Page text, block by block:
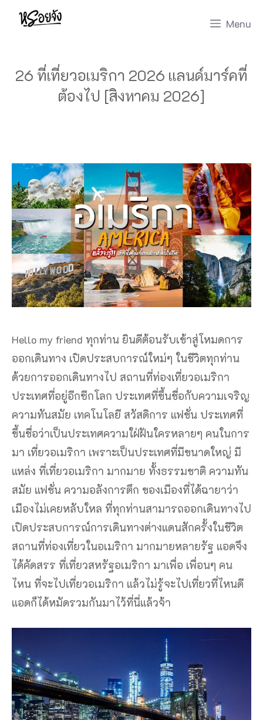
Skip
Menu
26 ที่เที่ยวอเมริกา 2026 แลนด์มาร์คที่
ต้องไป [สิงหาคม 2026]
Hello my friend ทุกท่าน ยินดีต้อนรับเข้าสู่โหมดการ
ออกเดินทาง เปิดประสบการณ์ใหม่ๆ ในชีวิตทุกท่าน
ด้วยการออกเดินทางไป สถานที่ท่องเที่ยวอเมริกา
ประเทศที่อยู่อีกซีกโลก ประเทศที่ขึ้นชื่อกับความเจริญ
ความทันสมัย เทคโนโลยี สวัสดิการ แฟชั่น ประเทศที่
ขึ้นชื่อว่าเป็นประเทศความใฝ่ฝันใครหลายๆ คนในการ
มา เที่ยวอเมริกา เพราะเป็นประเทศที่มีขนาดใหญ่ มี
แหล่ง ที่เที่ยวอเมริกา มากมาย ทั้งธรรมชาติ ความทัน
สมัย แฟชั่น ความอลังการตึก ของเมืองที่ได้ฉายาว่า
เมืองไม่เคยหลับใหล ที่ทุกท่านสามารถออกเดินทางไป
เปิดประสบการณ์การเดินทางต่างแดนสักครั้งในชีวิต
สถานที่ท่องเที่ยวในอเมริกา มากมายหลายรัฐ แอดจึง
ได้คัดสรร ที่เที่ยวสหรัฐอเมริกา มาเพื่อ เพื่อนๆ คน
ไหน ที่จะไปเที่ยวอเมริกา แล้วไม่รู้จะไปเที่ยวที่ไหนดี
แอดก็ได้หมัดรวมกันมาไว้ที่นี่แล้วจ้า